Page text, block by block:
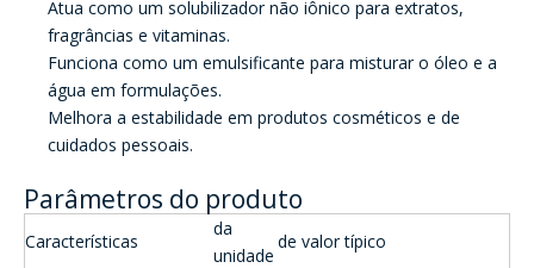
Atua como um solubilizador não iônico para extratos,
fragrâncias e vitaminas.
Funciona como um emulsificante para misturar o óleo e a
água em formulações.
Melhora a estabilidade em produtos cosméticos e de
cuidados pessoais.
Parâmetros do produto
Características
da
unidade
de valor típico